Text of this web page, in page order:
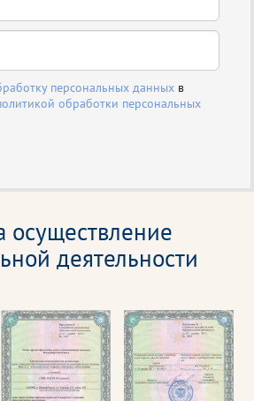
персональных данных в
обработки персональных
осуществление
деятельности